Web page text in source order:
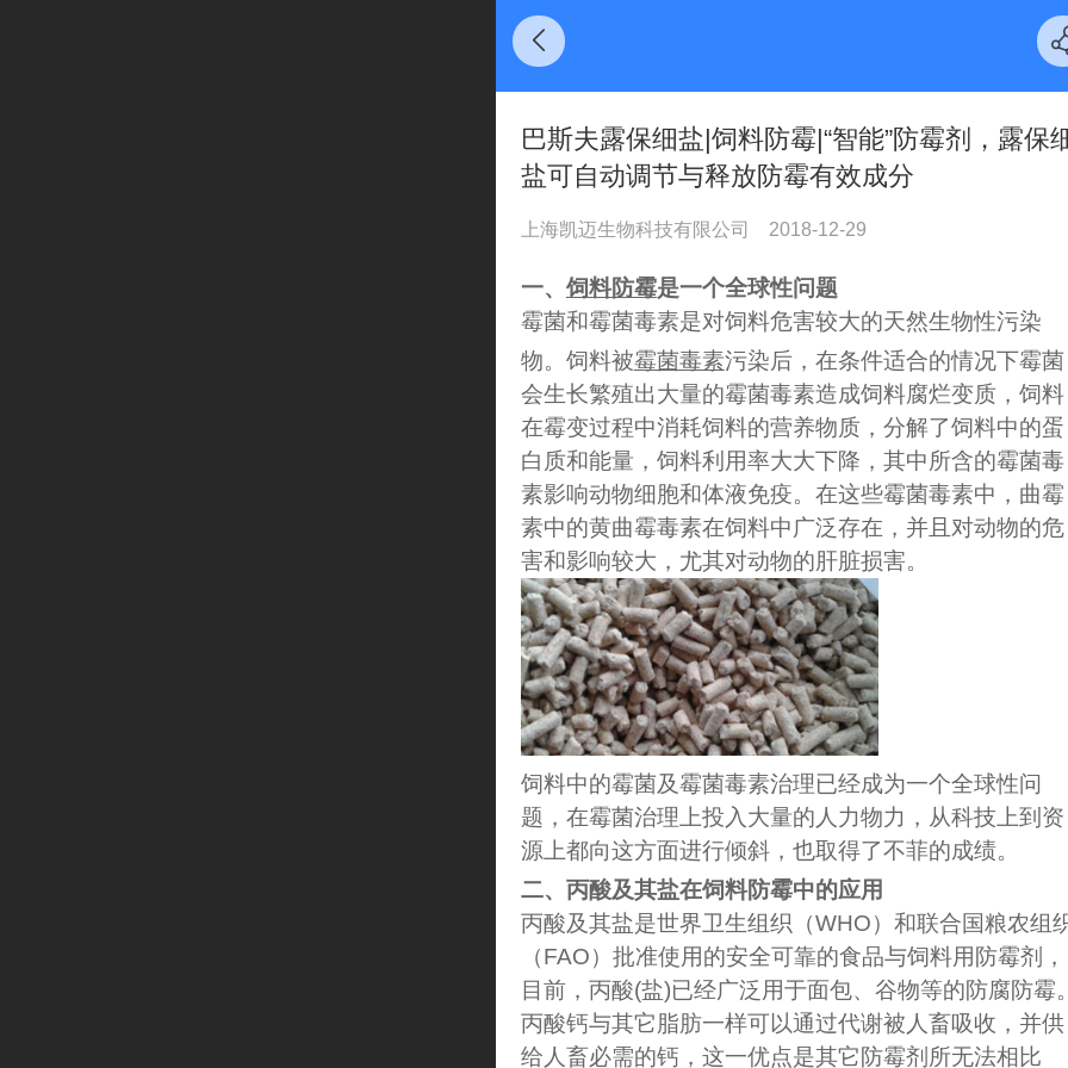
巴斯夫露保细盐|饲料防霉|“智能”防霉剂，露保
盐可自动调节与释放防霉有效成分
上海凯迈生物科技有限公司 2018-12-29
一、 饲料防霉是一个全球性问题
霉菌和霉菌毒素是对饲料危害较大的天然生物性污染
物。饲料被霉菌毒素污染后，在条件适合的情况下霉菌
会生长繁殖出大量的霉菌毒素造成饲料腐烂变质，饲料
在霉变过程中消耗饲料的营养物质，分解了饲料中的蛋
白质和能量，饲料利用率大大下降，其中所含的霉菌毒
素影响动物细胞和体液免疫。在这些霉菌毒素中，曲霉
素中的黄曲霉毒素在饲料中广泛存在，并且对动物的危
害和影响较大，尤其对动物的肝脏损害。
饲料中的霉菌及霉菌毒素治理已经成为一个全球性问
题，在霉菌治理上投入大量的人力物力，从科技上到资
源上都向这方面进行倾斜，也取得了不菲的成绩。
二、丙酸及其盐在饲料防霉中的应用
丙酸及其盐是世界卫生组织（WHO）和联合国粮农组
（FAO）批准使用的安全可靠的食品与饲料用防霉剂，
目前，丙酸(盐)已经广泛用于面包、谷物等的防腐防霉
丙酸钙与其它脂肪一样可以通过代谢被人畜吸收，并供
给人畜必需的钙，这一优点是其它防霉剂所无法相比